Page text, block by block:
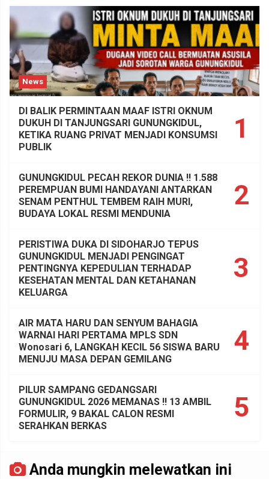
News
1
DI BALIK PERMINTAAN MAAF ISTRI OKNUM
DUKUH DI TANJUNGSARI GUNUNGKIDUL,
KETIKA RUANG PRIVAT MENJADI KONSUMSI
PUBLIK
2
GUNUNGKIDUL PECAH REKOR DUNIA !! 1.588
PEREMPUAN BUMI HANDAYANI ANTARKAN
SENAM PENTHUL TEMBEM RAIH MURI,
BUDAYA LOKAL RESMI MENDUNIA
3
PERISTIWA DUKA DI SIDOHARJO TEPUS
GUNUNGKIDUL MENJADI PENGINGAT
PENTINGNYA KEPEDULIAN TERHADAP
KESEHATAN MENTAL DAN KETAHANAN
KELUARGA
4
AIR MATA HARU DAN SENYUM BAHAGIA
WARNAI HARI PERTAMA MPLS SDN
Wonosari 6, LANGKAH KECIL 56 SISWA BARU
MENUJU MASA DEPAN GEMILANG
5
PILUR SAMPANG GEDANGSARI
GUNUNGKIDUL 2026 MEMANAS !! 13 AMBIL
FORMULIR, 9 BAKAL CALON RESMI
SERAHKAN BERKAS
Anda mungkin melewatkan ini